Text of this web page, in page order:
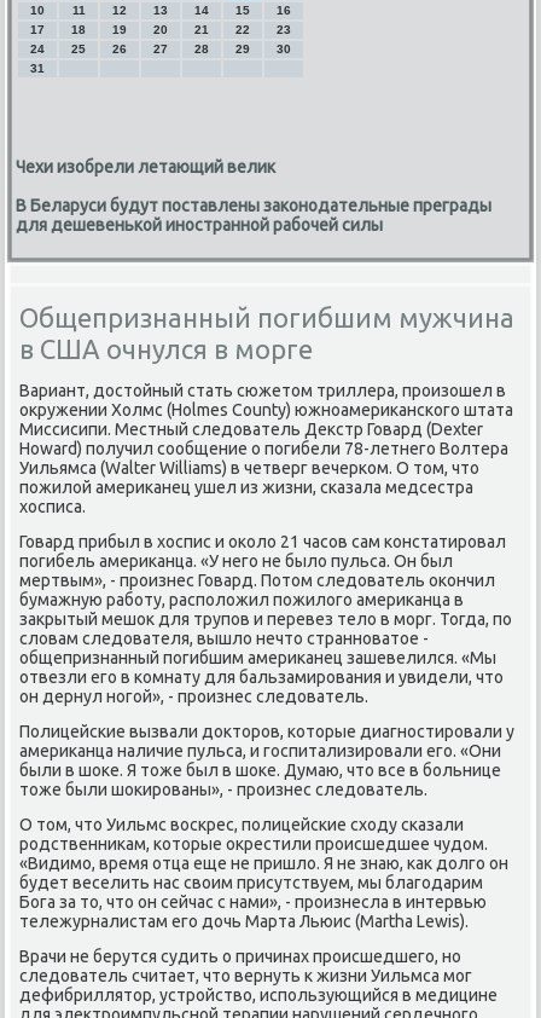
10
11 12 13 14 15
16
17
18 19 20 21 22
23
24
25 26 27 28 29
30
31
Чехи изобрели летающий велик
В Беларуси будут поставлены законодательные преграды
для дешевенькой иностранной рабочей силы
Общепризнанный погибшим мужчина
в США очнулся в морге
Вариант, достойный стать сюжетом триллера, произошел в
окружении Холмс (Holmes County) южноамериканского штата
Миссисипи. Местный следователь Декстр Говард (Dexter
Howard) получил сообщение о погибели 78-летнего Волтера
Уильямса (Walter Williams) в четверг вечерком. О том, что
пожилой американец ушел из жизни, сказала медсестра
хосписа.
Говард прибыл в хоспис и около 21 часов сам констатировал
погибель американца. «У него не было пульса. Он был
мертвым», - произнес Говард. Потом следователь окончил
бумажную работу, расположил пожилого американца в
закрытый мешок для трупов и перевез тело в морг. Тогда, по
словам следователя, вышло нечто странноватое -
общепризнанный погибшим американец зашевелился. «Мы
отвезли его в комнату для бальзамирования и увидели, что
он дернул ногой», - произнес следователь.
Полицейские вызвали докторов, которые диагностировали у
американца наличие пульса, и госпитализировали его. «Они
были в шоке. Я тоже был в шоке. Думаю, что все в больнице
тоже были шокированы», - произнес следователь.
О том, что Уильмс воскрес, полицейские сходу сказали
родственникам, которые окрестили происшедшее чудом.
«Видимо, время отца еще не пришло. Я не знаю, как долго он
будет веселить нас своим присутствуем, мы благодарим
Бога за то, что он сейчас с нами», - произнесла в интервью
тележурналистам его дочь Марта Льюис (Martha Lewis).
Врачи не берутся судить о причинах происшедшего, но
следователь считает, что вернуть к жизни Уильмса мог
дефибриллятор, устройство, использующийся в медицине